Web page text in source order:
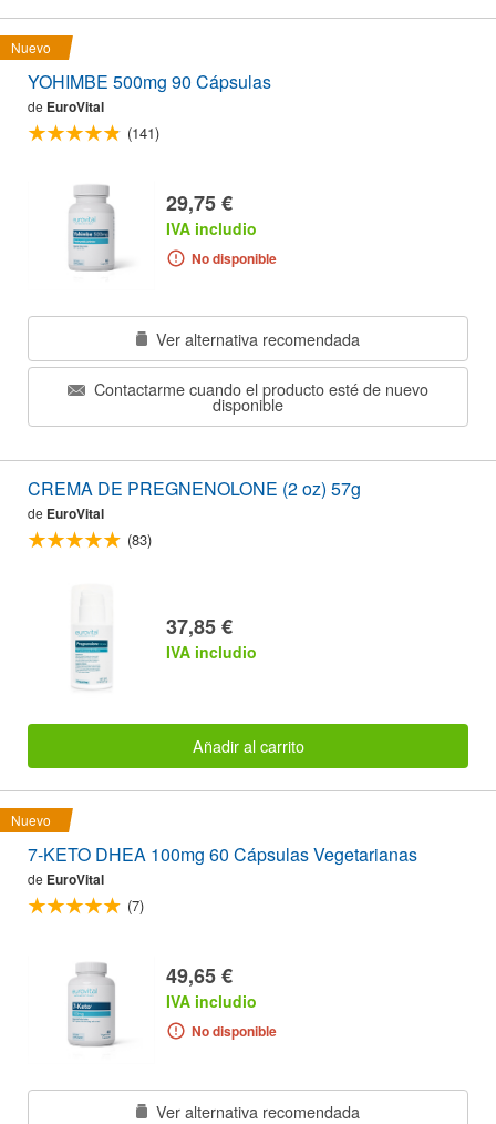
Nuevo
YOHIMBE 500mg 90 Cápsulas
de EuroVital
(141)
29,75 €
IVA includio
No disponible
Ver alternativa recomendada
Contactarme cuando el producto esté de nuevo
disponible
CREMA DE PREGNENOLONE (2 oz) 57g
de EuroVital
(83)
37,85 €
IVA includio
Añadir al carrito
Nuevo
7-KETO DHEA 100mg 60 Cápsulas Vegetarianas
de EuroVital
(7)
49,65 €
IVA includio
No disponible
Ver alternativa recomendada